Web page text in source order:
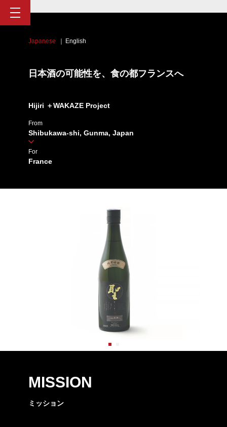
Japanese English
日本酒の可能性を、食の都フランスへ
Hijiri ＋WAKAZE Project
From
Shibukawa-shi, Gunma, Japan
For
France
MISSION
ミッション